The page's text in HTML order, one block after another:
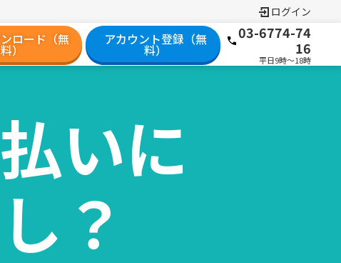
ログイン
ロード（無
料）
アカウント登録（無
料）
03-6774-74
16
平日9時～18時
いに
？